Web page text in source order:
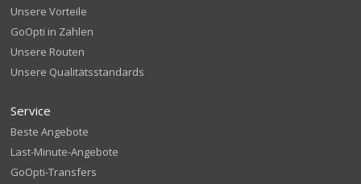
Unsere Vorteile
GoOpti in Zahlen
Unsere Routen
Unsere Qualitätsstandards
Service
Beste Angebote
Last-Minute-Angebote
GoOpti-Transfers